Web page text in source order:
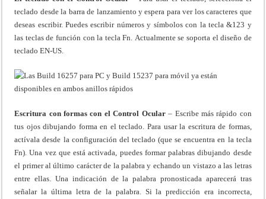
teclado desde la barra de lanzamiento y espera para ver los caracteres que
deseas escribir. Puedes escribir números y símbolos con la tecla &123 y
las teclas de función con la tecla Fn. Actualmente se soporta el diseño de
teclado EN-US.
Escritura con formas con el Control Ocular– Escribe más rápido con
tus ojos dibujando forma en el teclado. Para usar la escritura de formas,
actívala desde la configuración del teclado (que se encuentra en la tecla
Fn). Una vez que está activada, puedes formar palabras dibujando desde
el primer al último carácter de la palabra y echando un vistazo a las letras
entre ellas. Una indicación de la palabra pronosticada aparecerá tras
señalar la última letra de la palabra. Si la predicción era incorrecta,